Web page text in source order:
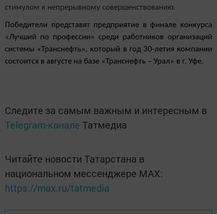
стимулом к непрерывному совершенствованию.
Победители представят предприятие в финале конкурса
«Лучший по профессии» среди работников организаций
системы «Транснефть», который в год 30-летия компании
состоится в августе на базе «Транснефть – Урал» в г. Уфе.
Следите за самым важным и интересным в
Telegram-канале Татмедиа
Читайте новости Татарстана в
национальном мессенджере MАХ:
https://max.ru/tatmedia